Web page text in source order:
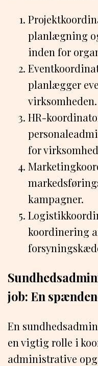
planlægning
inden for
planlægger
virksomheden.
HR-
for
kampagner.
koordinering
job: En
En
en vigtig rolle i
administrative